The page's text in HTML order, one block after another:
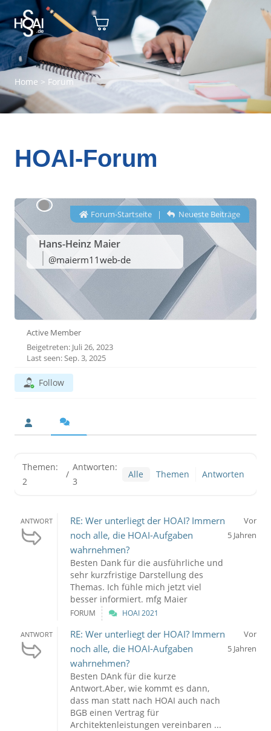
Home > Forum
HOAI-Forum
Hans-Heinz Maier
@maierm11web-de
Forum-Startseite| Neueste Beiträge
Active Member
Beigetreten: Juli 26, 2023
Last seen: Sep. 3, 2025
Follow
Themen:
2
/
Antworten:
3
Alle Themen Antworten
ANTWORT
RE: Wer unterliegt der HOAI? Immern
noch alle, die HOAI-Aufgaben
wahrnehmen?
Besten Dank für die ausführliche und
sehr kurzfristige Darstellung des
Themas. Ich fühle mich jetzt viel
besser informiert. mfg Maier
Vor
5 Jahren
FORUM HOAI 2021
ANTWORT
RE: Wer unterliegt der HOAI? Immern
noch alle, die HOAI-Aufgaben
wahrnehmen?
Besten DAnk für die kurze
Antwort.Aber, wie kommt es dann,
dass man statt nach HOAI auch nach
BGB einen Vertrag für
Architektenleistungen vereinbaren ...
Vor
5 Jahren